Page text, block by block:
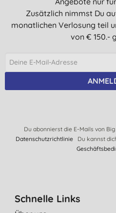
Zusätzlich nimmst Du
monatlichen Verlosung teil
von € 150.-
Du abonnierst die E-Mails von
DatenschutzrichtlinieDu kannst
Schnelle Links